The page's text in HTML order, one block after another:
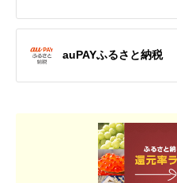
auPAYふるさと納税